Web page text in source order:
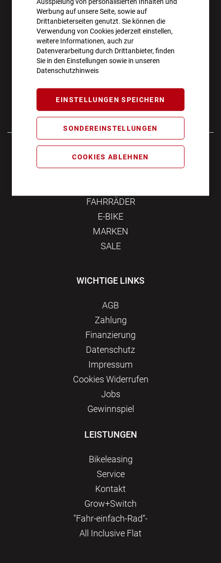
Werbung auf unsere Seite, sowie auf
Drittanbieterseiten genutzt. Sie können die
Verwendung von Cookies jederzeit einstellen,
weitere Informationen, auch zur
Datenverarbeitung durch Drittanbieter, finden
Sie in den Einstellungen sowie in unseren
Datenschutzhinweis
EINSTELLUNGEN SPEICHERN
SONDEREINSTELLUNGEN
COOKIES ABLEHNEN
**Angebot gültig ab einem Bestellwert von 100€.
Abmeldung jederzeit möglich.
ÖFFNUNGSZEITEN
Montag - Freitag 10:00 - 18:00
Samstag 10:00 - 16:00
FAHRRÄDER
E-BIKE
MARKEN
SALE
WICHTIGE LINKS
AGB
Zahlung
Finanzierung
Datenschutz
Impressum
Сookies Widerrufen
Jobs
Gewinnspiel
LEISTUNGEN
Bikeleasing
Service
Kontakt
Grow+Switch
"Fahr-einfach-Rad“-
All Inclusive Flat